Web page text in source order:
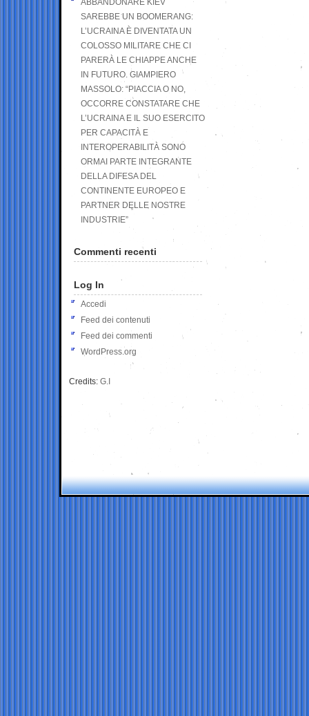
ABBANDONARE KIEV
SAREBBE UN BOOMERANG:
L’UCRAINA È DIVENTATA UN
COLOSSO MILITARE CHE CI
PARERÀ LE CHIAPPE ANCHE
IN FUTURO. GIAMPIERO
MASSOLO: “PIACCIA O NO,
OCCORRE CONSTATARE CHE
L’UCRAINA E IL SUO ESERCITO
PER CAPACITÀ E
INTEROPERABILITÀ SONO
ORMAI PARTE INTEGRANTE
DELLA DIFESA DEL
CONTINENTE EUROPEO E
PARTNER DELLE NOSTRE
INDUSTRIE”
Commenti recenti
Log In
Accedi
Feed dei contenuti
Feed dei commenti
WordPress.org
Credits: G.I